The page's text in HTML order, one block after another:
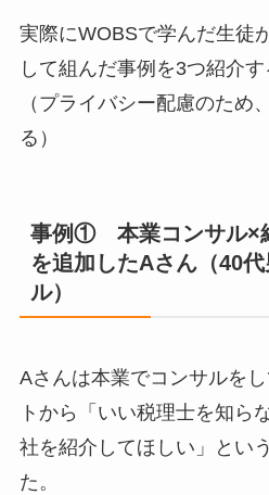
実際にWOBSで学んだ生徒
して組んだ事例を3つ紹介す
（プライバシー配慮のため
る）
事例① 本業コンサル×
を追加したAさん（40
ル）
Aさんは本業でコンサルを
トから「いい税理士を知ら
社を紹介してほしい」とい
た。